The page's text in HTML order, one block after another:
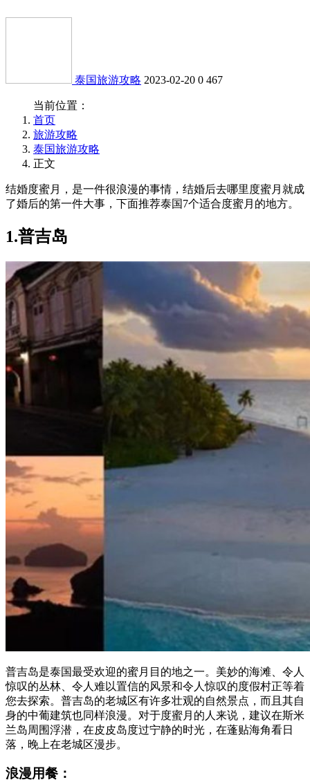
泰国旅游攻略 2023-02-20 0 467
当前位置：
首页
旅游攻略
泰国旅游攻略
正文
结婚度蜜月，是一件很浪漫的事情，结婚后去哪里度蜜月就成
了婚后的第一件大事，下面推荐泰国7个适合度蜜月的地方。
1.普吉岛
普吉岛是泰国最受欢迎的蜜月目的地之一。美妙的海滩、令人
惊叹的丛林、令人难以置信的风景和令人惊叹的度假村正等着
您去探索。普吉岛的老城区有许多壮观的自然景点，而且其自
身的中葡建筑也同样浪漫。对于度蜜月的人来说，建议在斯米
兰岛周围浮潜，在皮皮岛度过宁静的时光，在蓬贴海角看日
落，晚上在老城区漫步。
浪漫用餐：